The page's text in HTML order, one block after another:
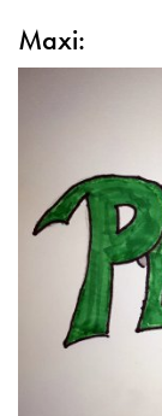
Maxi: